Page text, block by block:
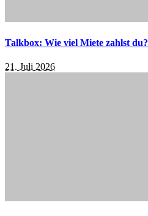
Talkbox: Wie viel Miete zahlst du?
21. Juli 2026